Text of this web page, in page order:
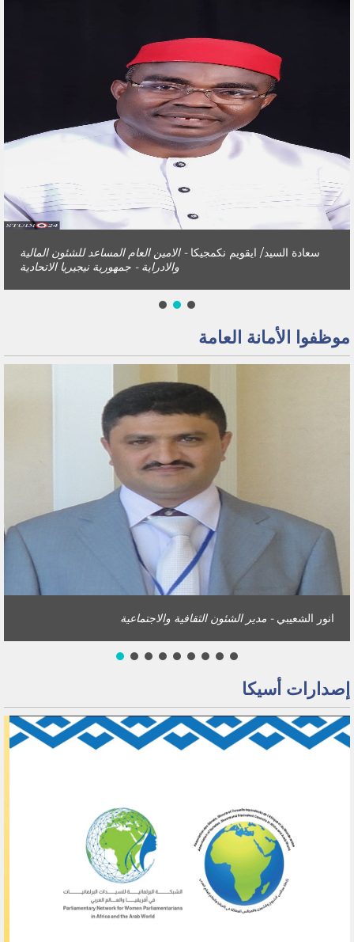
سعادة السيد/ ايقويم نكمجيكا- الامين العام المساعد للشئون المالية
والادراية - جمهورية نيجيريا الاتحادية
موظفوا الأمانة العامة
انور الشعيبي - مدير الشئون الثقافية والاجتماعية
إصدارات أسيكا